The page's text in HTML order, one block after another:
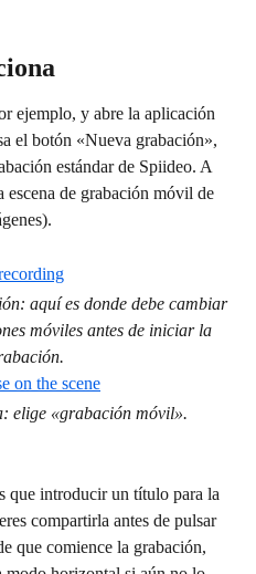
ejemplo, y abre la aplicación
el botón «Nueva grabación»,
estándar de Spiideo. A
escena de grabación móvil de
aquí es donde debe cambiar
móviles antes de iniciar la
elige «grabación móvil».
que introducir un título para la
compartirla antes de pulsar
que comience la grabación,